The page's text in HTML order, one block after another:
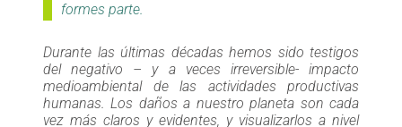
formes parte.
Durante las últimas décadas hemos sido testigos
del negativo – y a veces irreversible- impacto
medioambiental de las actividades productivas
humanas. Los daños a nuestro planeta son cada
vez más claros y evidentes, y visualizarlos a nivel